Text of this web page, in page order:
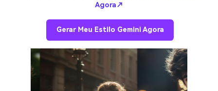
Agora↗
Gerar Meu Estilo Gemini Agora